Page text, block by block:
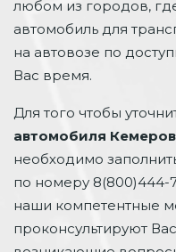
любом из городов,
автомобиль для
на автовозе по
Вас время.
Для того чтобы
автомобиля
необходимо
по номеру 8(800)444-
наши компетентные
проконсультируют